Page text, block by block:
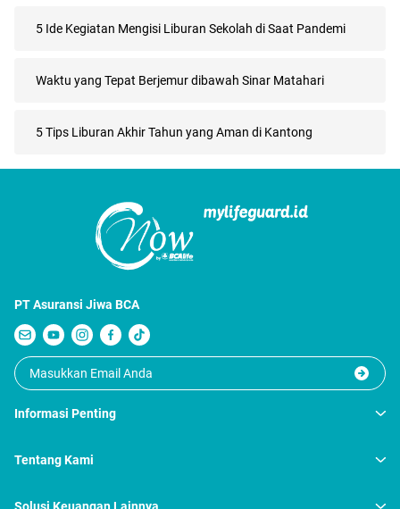
5 Ide Kegiatan Mengisi Liburan Sekolah di Saat Pandemi
Waktu yang Tepat Berjemur dibawah Sinar Matahari
5 Tips Liburan Akhir Tahun yang Aman di Kantong
PT Asuransi Jiwa BCA
Informasi Penting
Tentang Kami